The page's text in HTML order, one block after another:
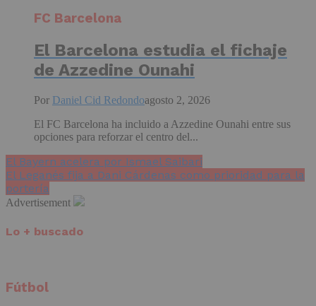
FC Barcelona
El Barcelona estudia el fichaje
de Azzedine Ounahi
Por Daniel Cid Redondoagosto 2, 2026
El FC Barcelona ha incluido a Azzedine Ounahi entre sus
opciones para reforzar el centro del...
El Bayern acelera por Ismael Saibari
El Leganés fija a Dani Cárdenas como prioridad para la
portería
Advertisement
Lo + buscado
Fútbol